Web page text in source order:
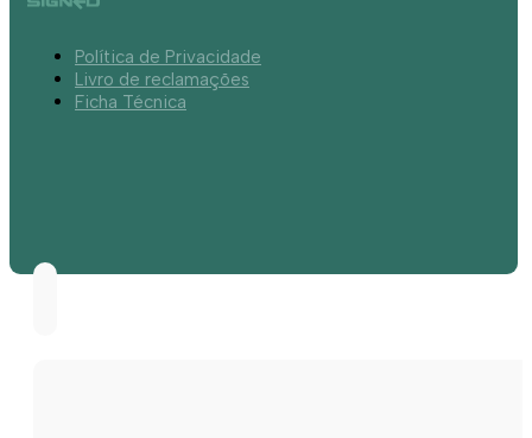
Política de Privacidade
Livro de reclamações
Ficha Técnica